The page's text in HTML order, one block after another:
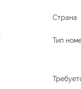
Страна
Тип